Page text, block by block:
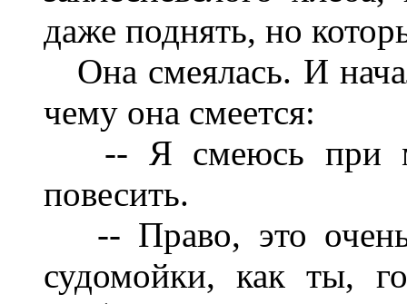
даже поднять, но
Она смеялась. И
чему она смеется:
-- Я смеюсь при
повесить.
-- Право, это очень
судомойки, как ты,